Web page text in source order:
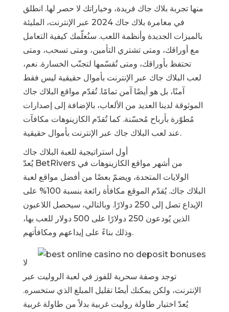
منها تجربة بلاك جاك فريدة، وخياراتك لا حصر لها. انطلق
في مغامرة بلاك جاك 2024 عبر الإنترنت، المليئة
بالميزات الجديدة وأنظمة اللعب. سنُعلّمك كيفية التعامل
مع أوراقك، ومتى تشتري التأمين، ومتى تسحب، ومتى
تحتفظ بأوراقك، ومتى تُقسّمها لتجنّب الخسارة. نعم،
لعب البلاك جاك عبر الإنترنت بأموال حقيقية ليس فقط
آمنًا، بل هو أيضًا آمن تمامًا. تُقدّم مواقع البلاك جاك
الموثوقة لدينا العديد من الألعاب، بالإضافة إلى إصدارات
مُطوّرة بأرباح مُحسّنة. كما تُقدّم الكازينوهات مكافآت
عند لعب البلاك جاك عبر الإنترنت بأموال حقيقية.
أول استراتيجية للعبة البلاك جاك
يُعدّ BetRivers من أشهر مواقع الكازينوهات في
الولايات المتحدة، ويضمّ بعضًا من أفضل مواقع لعبة
البلاك جاك. يُقدّم الموقع مكافأة رائعة بنسبة 100% على
الإيداع تصل إلى 250 دولارًا. وبالتالي، سيحصل اللاعبون
الذين يُودعون 250 دولارًا على 500 دولار للعب بها،
وذلك بناءً على إيداعهم ومكافأتهم.
لا
توجد وصفة سحرية للفوز في لعبة الروليت عبر
الإنترنت، ولكن يمكنك أيضًا تقليل المبلغ الذي ستخسره.
يُعدّ اختيار طاولة روليت غربية بدلاً من طاولة غربية